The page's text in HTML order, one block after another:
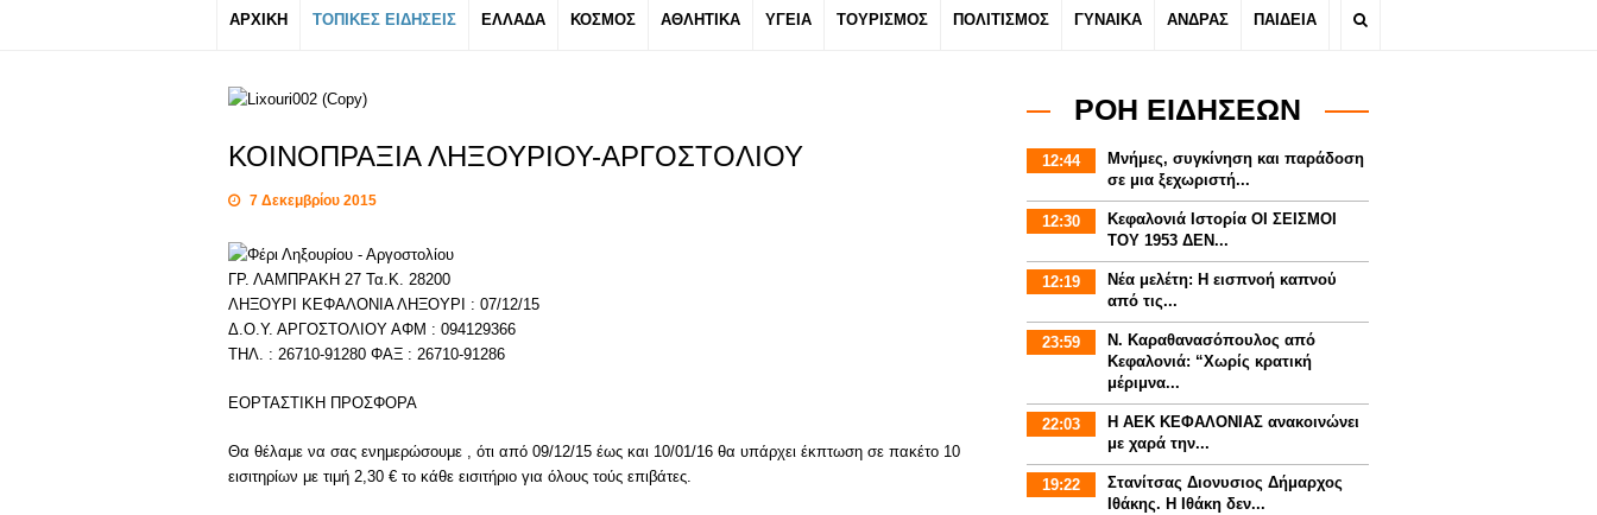
ΑΡΧΙΚΗ ΤΟΠΙΚΕΣ ΕΙΔΗΣΕΙΣ ΕΛΛΑΔΑ ΚΟΣΜΟΣ ΑΘΛΗΤΙΚΑ ΥΓΕΙΑ ΤΟΥΡΙΣΜΟΣ ΠΟΛΙΤΙΣΜΟΣ ΓΥΝΑΙΚΑ ΑΝΔΡΑΣ ΠΑΙΔΕΙΑ
ΚΟΙΝΟΠΡΑΞΙΑ ΛΗΞΟΥΡΙΟΥ-ΑΡΓΟΣΤΟΛΙΟΥ
7 Δεκεμβρίου 2015
ΓΡ. ΛΑΜΠΡΑΚΗ 27 Τα.Κ. 28200
ΛΗΞΟΥΡΙ ΚΕΦΑΛΟΝΙΑ ΛΗΞΟΥΡΙ : 07/12/15
Δ.Ο.Υ. ΑΡΓΟΣΤΟΛΙΟΥ ΑΦΜ : 094129366
ΤΗΛ. : 26710-91280 ΦΑΞ : 26710-91286
ΕΟΡΤΑΣΤΙΚΗ ΠΡΟΣΦΟΡΑ
Θα θέλαμε να σας ενημερώσουμε , ότι από 09/12/15 έως και 10/01/16 θα υπάρχει έκπτωση σε πακέτο 10
εισιτηρίων με τιμή 2,30 € το κάθε εισιτήριο για όλους τούς επιβάτες.
ΡΟΗ ΕΙΔΗΣΕΩΝ
12:44
Μνήμες, συγκίνηση και παράδοση
σε μια ξεχωριστή...
12:30
Κεφαλονιά Ιστορία ΟΙ ΣΕΙΣΜΟΙ
ΤΟΥ 1953 ΔΕΝ...
12:19
Νέα μελέτη: Η εισπνοή καπνού
από τις...
23:59
Ν. Καραθανασόπουλος από
Κεφαλονιά: “Χωρίς κρατική
μέριμνα...
22:03
Η ΑΕΚ ΚΕΦΑΛΟΝΙΑΣ ανακοινώνει
με χαρά την...
19:22
Στανίτσας Διονυσιος Δήμαρχος
Ιθάκης. Η Ιθάκη δεν...